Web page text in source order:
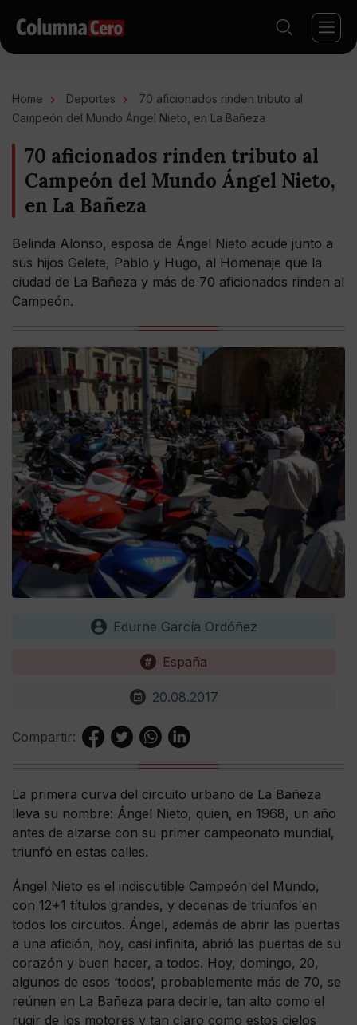
Home Deportes
70 aficionados rinden tributo al
Campeón del Mundo Ángel Nieto, en La Bañeza
70 aficionados rinden tributo al
Campeón del Mundo Ángel Nieto,
en La Bañeza
Belinda Alonso, esposa de Ángel Nieto acude junto a
sus hijos Gelete, Pablo y Hugo, al Homenaje que la
ciudad de La Bañeza y más de 70 aficionados rinden al
Campeón.
Edurne García Ordóñez
España
20.08.2017
Compartir:
La primera curva del circuito urbano de La Bañeza
lleva su nombre: Ángel Nieto, quien, en 1968, un año
antes de alzarse con su primer campeonato mundial,
triunfó en estas calles.
Ángel Nieto es el indiscutible Campeón del Mundo,
con 12+1 títulos grandes, y decenas de triunfos en
todos los circuitos. Ángel, además de abrir las puertas
a una afición, hoy, casi infinita, abrió las puertas de su
corazón y buen hacer, a todos. Hoy, domingo, 20,
algunos de esos ‘todos’, probablemente más de 70, se
reúnen en La Bañeza para decirle, tan alto como el
rugir de los motores y tan claro como estos cielos